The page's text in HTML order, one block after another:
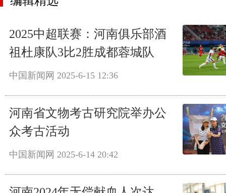
2025中超联赛：河南俱乐部酒
祖杜康队3比2胜成都蓉城队
中国新闻网 2025-6-15 12:36
河南省文物考古研究院举办公
众考古活动
中国新闻网 2025-6-14 20:42